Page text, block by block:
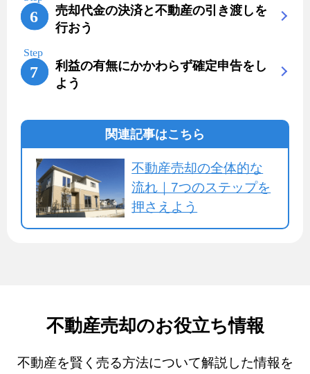
売却代金の決済と不動産の引き渡しを
行おう
利益の有無にかかわらず確定申告をし
よう
関連記事はこちら
不動産売却の全体的な
流れ｜7つのステップを
押さえよう
不動産売却のお役立ち情報
不動産を賢く売る方法について解説した情報を